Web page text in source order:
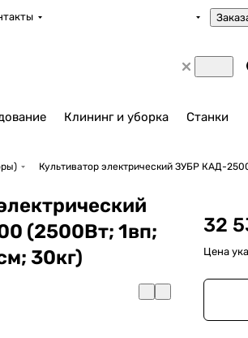
Клининг и уборка Станки
Культиватор электрический ЗУБР КАД-
(2500Вт; 1вп;
30кг)
32
Цена